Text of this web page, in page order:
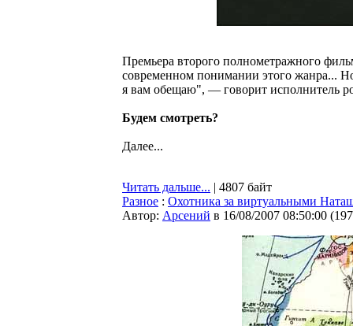
Премьера второго полнометражного
современном понимании этого жанра...
я вам обещаю", — говорит исполнитель
Будем смотреть?
Далее...
Читать дальше... | 4807 байт
Разное : Охотника за виртуальными
Автор: Арсений в 16/08/2007 08:50:00 (